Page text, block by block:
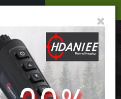
de